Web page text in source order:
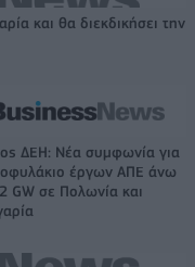
και θα διεκδικήσει την
ΔΕΗ: Νέα συμφωνία για
έργων ΑΠΕ άνω
GW σε Πολωνία και